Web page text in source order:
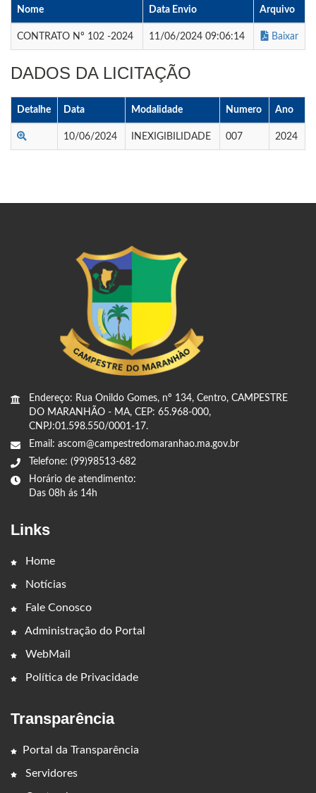
Nome Data Envio Arquivo
CONTRATO Nº 102 -2024 11/06/2024 09:06:14 Baixar
DADOS DA LICITAÇÃO
Detalhe Data Modalidade Numero Ano
10/06/2024 INEXIGIBILIDADE 007 2024
Endereço: Rua Onildo Gomes, nº 134, Centro, CAMPESTRE
DO MARANHÃO - MA, CEP: 65.968-000,
CNPJ:01.598.550/0001-17.
Email: ascom@campestredomaranhao.ma.gov.br
Telefone: (99)98513-682
Horário de atendimento:
Das 08h ás 14h
Links
Home
Notícias
Fale Conosco
Administração do Portal
WebMail
Política de Privacidade
Transparência
Portal da Transparência
Servidores